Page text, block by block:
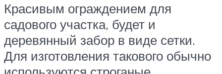
Красивым ограждением для
садового участка, будет и
деревянный забор в виде сетки.
Для изготовления такового обычно